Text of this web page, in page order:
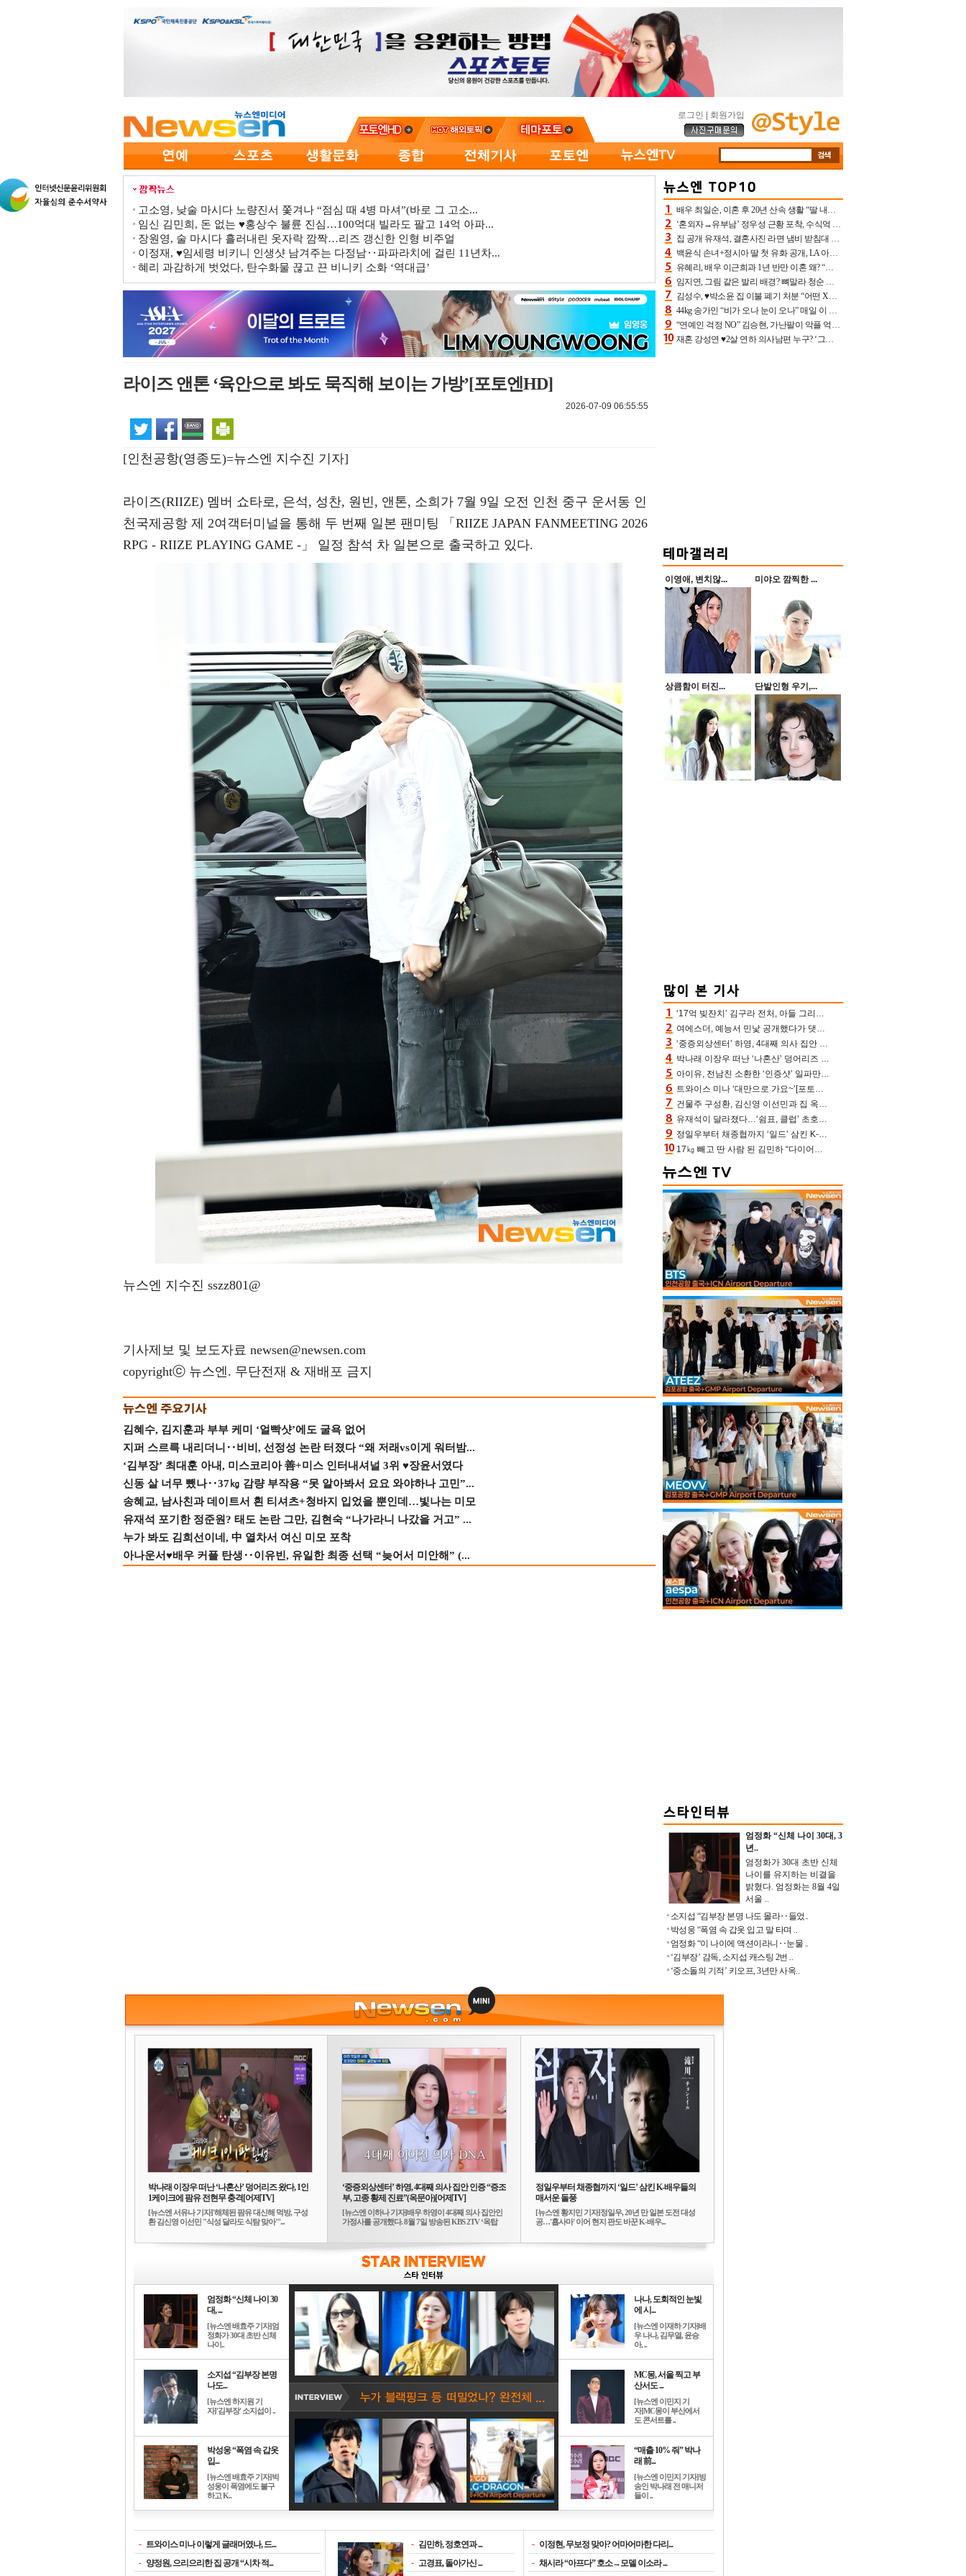
로그인 회원가입
고소영, 낮술 마시다 노량진서 쫓겨나 “점심 때 4병 마셔”(바로 그 고소...
임신 김민희, 돈 없는 ♥홍상수 불륜 진심…100억대 빌라도 팔고 14억 아파...
장원영, 술 마시다 흘러내린 옷자락 깜짝…리즈 갱신한 인형 비주얼
이정재, ♥임세령 비키니 인생샷 남겨주는 다정남‥파파라치에 걸린 11년차...
혜리 과감하게 벗었다, 탄수화물 끊고 끈 비니키 소화 ‘역대급’
라이즈 앤톤 ‘육안으로 봐도 묵직해 보이는 가방’[포토엔HD]
2026-07-09 06:55:55
[인천공항(영종도)=뉴스엔 지수진 기자]
라이즈(RIIZE) 멤버 쇼타로, 은석, 성찬, 원빈, 앤톤, 소희가 7월 9일 오전 인천 중구 운서동 인
천국제공항 제 2여객터미널을 통해 두 번째 일본 팬미팅 「RIIZE JAPAN FANMEETING 2026
RPG - RIIZE PLAYING GAME -」 일정 참석 차 일본으로 출국하고 있다.
뉴스엔 지수진 sszz801@
기사제보 및 보도자료 newsen@newsen.com
copyrightⓒ 뉴스엔. 무단전재 & 재배포 금지
김혜수, 김지훈과 부부 케미 ‘얼빡샷’에도 굴욕 없어
지퍼 스르륵 내리더니‥비비, 선정성 논란 터졌다 “왜 저래vs이게 워터밤...
‘김부장’ 최대훈 아내, 미스코리아 善+미스 인터내셔널 3위 ♥장윤서였다
신동 살 너무 뺐나‥37㎏ 감량 부작용 “못 알아봐서 요요 와야하나 고민”...
송혜교, 남사친과 데이트서 흰 티셔츠+청바지 입었을 뿐인데…빛나는 미모
유재석 포기한 정준원? 태도 논란 그만, 김현숙 “나가라니 나갔을 거고” ...
누가 봐도 김희선이네, 中 열차서 여신 미모 포착
아나운서♥배우 커플 탄생‥이유빈, 유일한 최종 선택 “늦어서 미안해” (...
배우 최일순, 이혼 후 20년 산속 생활 “딸 내가 버렸다고 원망‥맘 아파”(특종)[어제TV]
‘혼외자→유부남’ 정우성 근황 포착, 수식억 해킹 피해 후배 만났다 “존경하는”
집 공개 유재석, 결혼사진 라면 냄비 받침대 되고 분노‥가족사진도 피해(놀뭐)[어제TV]
백윤식 손녀+정시아 딸 첫 유화 공개, LA 아트쇼→서울국제조각페스타 작가다운 수준급 실력
유혜리, 배우 이근희과 1년 반만 이혼 왜? “식칼 꽂고 의자 던져” 충격 폭로(특종)[어제TV]
임지연, 그림 같은 발리 배경? 뼈말라 청순 비키니 핏에 상대 안 되네
김성수, ♥박소윤 집 이불 폐기 처분 “어떤 X이랑 썼을지 몰라” 질투(신랑수업2)[어제TV]
44kg 송가인 “비가 오나 눈이 오나” 매일 이 운동, 허벅지 근육량 상승+체지방 감소
“연예인 걱정 NO” 김승현, 가난팔이 악플 억울할만‥아내+딸과 日 여행
재혼 강성연 ♥2살 연하 의사남편 누구? ‘그알’ 자문의에 훈남 비주얼 초엘리트 스펙 [종합]
이영애, 변치않... 미야오 깜찍한 ...
상큼함이 터진... 단발인형 우기,...
‘17억 빚잔치’ 김구라 전처, 아들 그리는 “나 뿐인데” 친엄마 챙기는 효심 눈길
여에스더, 예능서 민낯 공개했다가 댓글에 충격 “눈 왜 저렇게 처졌냐고”(에스더TV)
‘중증외상센터’ 하영, 4대째 의사 집안 인증 “증조부, 고종 황제 진료”(옥문아)[어제TV]
박나래 이장우 떠난 ‘나혼산’ 덩어리즈 왔다, 1인 1케이크에 팜유 전현무 충격[어제TV]
아이유, 전남친 소환한 ‘인증샷’ 일파만파 속…남사친 변우석 선물도 남겼나 ‘훈훈’
트와이스 미나 ‘대만으로 가요~’[포토엔HD]
건물주 구성환, 김신영 이선민과 집 옥상서 41만원 한우 파티 “화력이 성화봉송”(나혼산)
유재석이 달라졌다…‘쉼표, 클럽’ 초호화 코스에 주우재도 감탄 (놀면 뭐하니?)
정일우부터 채종협까지 ‘일드’ 삼킨 K-배우들의 매서운 돌풍
17㎏ 빼고 딴 사람 된 김민하 “다이어트 화제돼 깜짝, 이럴 일인가”(전현무계획4)[어제TV]
엄정화 “신체 나이 30대, 3
년..
엄정화가 30대 초반 신체
나이를 유지하는 비결을
밝혔다. 엄정화는 8월 4일
서울 ..
소지섭 “김부장 본명 나도 몰라‥들었..
박성웅 “폭염 속 갑옷 입고 말 타며 ..
엄정화 “이 나이에 액션이라니‥눈물 ..
‘김부장’ 감독, 소지섭 캐스팅 2번 ..
‘중소돌의 기적’ 키오프, 3년만 사옥..
박나래 이장우 떠난 ‘나혼산’ 덩어리즈 왔다, 1인
1케이크에 팜유 전현무 충격[어제TV]
[뉴스엔 서유나 기자]'해체된 팜유 대신해 먹방, 구성
환 김신영 이선민 "식성 달라도 식탐 맞아"'...
‘중증외상센터’ 하영, 4대째 의사 집안 인증 “증조
부, 고종 황제 진료”(옥문아)[어제TV]
[뉴스엔 이하나 기자]배우 하영이 4대째 의사 집안인
가정사를 공개했다. 8월 7일 방송된 KBS 2TV ‘옥탑
정일우부터 채종협까지 ‘일드’ 삼킨 K-배우들의
매서운 돌풍
[뉴스엔 황지민 기자]정일우, 20년 만 일본 도전 대성
공…'횹사마' 이어 현지 판도 바꾼 K-배우...
엄정화 “신체 나이 30
대, ...
[뉴스엔 배효주 기자]엄
정화가 30대 초반 신체
나이..
소지섭 “김부장 본명
나도...
[뉴스엔 하지원 기
자]'김부장' 소지섭이 ..
박성웅 “폭염 속 갑옷
입...
[뉴스엔 배효주 기자]박
성웅이 폭염에도 불구
하고 K..
나나, 도회적인 눈빛
에 시...
[뉴스엔 이재하 기자]배
우 나나, 김무열, 윤승
아, ..
MC몽, 서울 찍고 부
산서도 ...
[뉴스엔 이민지 기
자]MC몽이 부산에서
도 콘서트를 ..
“매출 10% 줘” 박나
래 前...
[뉴스엔 이민지 기자]방
송인 박나래 전 매니저
들이 ..
- 트와이스 미나 이렇게 글래머였나, 드...
- 양정원, 으리으리한 집 공개 “시차 적...
- 김민하, 정호연과 ...
- 고경표, 돌아가신 ...
- 이정현, 무보정 맞아? 어마어마한 다리...
- 채시라 “아프다” 호소→모델 이소라 ...